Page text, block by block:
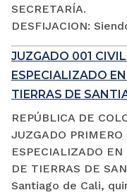
SECRETARÍA.
DESFIJACION:
JUZGADO 001
ESPECIALIZADO
TIERRAS DE
REPÚBLICA DE
JUZGADO
ESPECIALIZADO EN
DE TIERRAS DE
Santiago de Cali,